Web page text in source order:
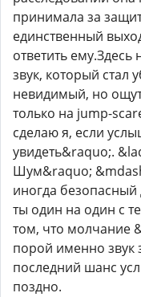
принимала за
единственный
ответить
звук, который стал
невидимый, но
только на jump-
сделаю я, если
увидеть&raquo;.
Шум&raquo;
иногда безопасный
ты один на один с
том, что молчание
порой именно звук
последний шанс
поздно.